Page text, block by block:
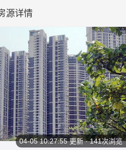
源详情
04-05 10:27:55更新 · 141次浏览